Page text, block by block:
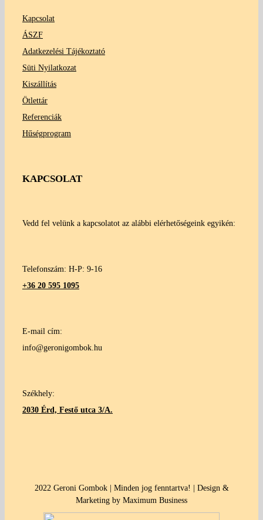
Kapcsolat
ÁSZF
Adatkezelési Tájékoztató
Süti Nyilatkozat
Kiszállítás
Ötlettár
Referenciák
Hűségprogram
KAPCSOLAT
Vedd fel velünk a kapcsolatot az alábbi elérhetőségeink egyikén:
Telefonszám: H-P: 9-16
+36 20 595 1095
E-mail cím:
info@geronigombok.hu
Székhely:
2030 Érd, Festő utca 3/A.
2022 Geroni Gombok | Minden jog fenntartva! | Design &
Marketing by Maximum Business